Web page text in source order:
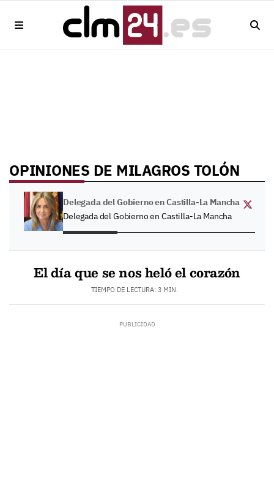
OPINIONES DE MILAGROS TOLÓN
Delegada del Gobierno en Castilla-La Mancha
Delegada del Gobierno en Castilla-La Mancha
El día que se nos heló el corazón
TIEMPO DE LECTURA: 3 MIN.